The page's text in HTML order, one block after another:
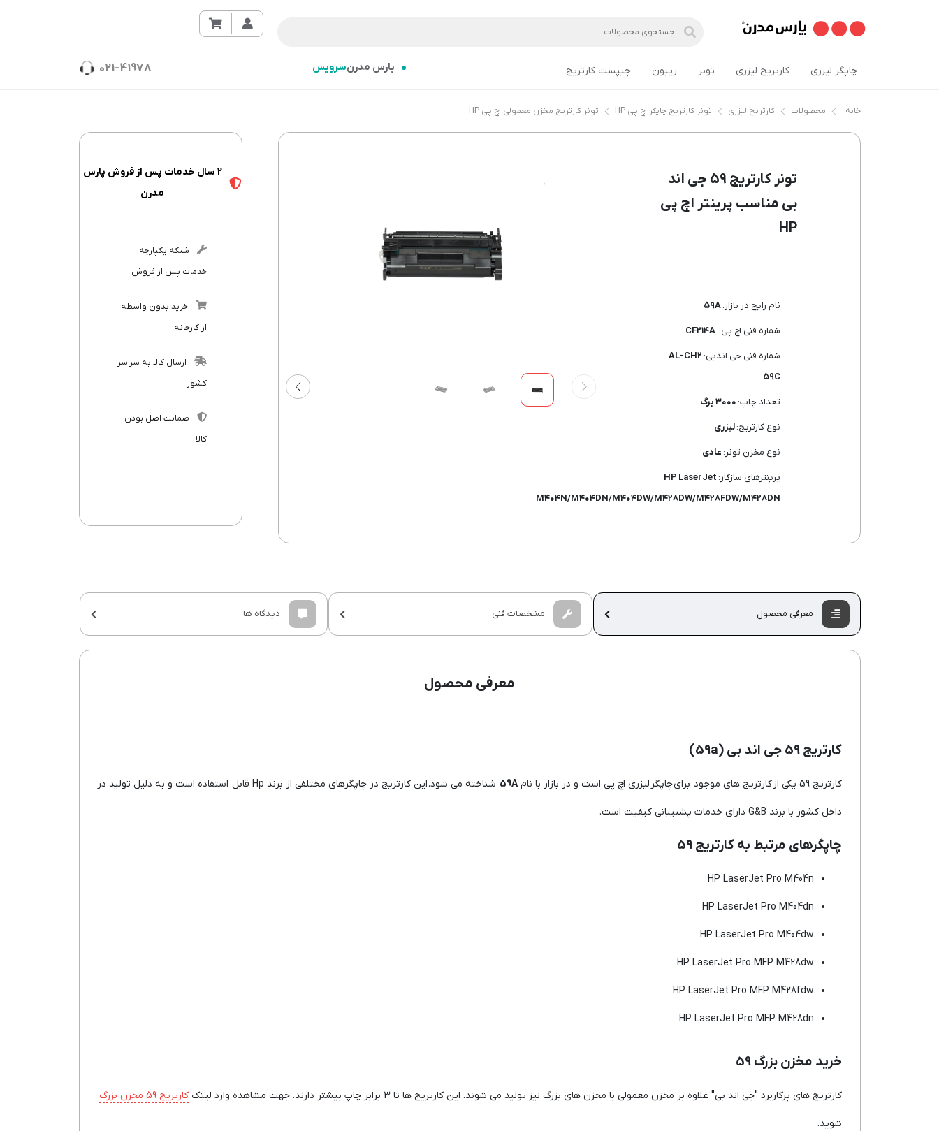
چاپگر لیزری کارتریج لیزری تونر ریبون چیپست کارتریج پارس مدرنسرویس 021-41978
خانه محصولات کارتریج لیزری تونر کارتریج چاپگر اچ پی HP تونر کارتریج مخزن معمولی اچ پی HP
تونر کارتریج ۵۹ جی اند
بی مناسب پرینتر اچ پی
HP
نام رایج در بازار:۵۹A
شماره فنی اچ پی :CF۲۱۴A
شماره فنی جی اندبی: AL-CH۲
۵۹C
تعداد چاپ:
نوع کارتریج:لیزری
نوع مخزن تونر: عادی
پرینترهای سازگار: HP LaserJet
M۴۰۴N/M۴۰۴DN/M۴۰۴DW/M۴۲۸DW/M۴۲۸FDW/M۴۲۸DN
2 سال خدمات پس از فروش پارس
مدرن
شبکه یکپارچه
خدمات پس از فروش
خرید بدون واسطه
از کارخانه
ارسال کالا به سراسر
کشور
ضمانت اصل بودن
کالا
معرفی محصول مشخصات فنی دیدگاه ها
معرفی محصول
کارتریج 59 جی اند بی (59a)
کارتریج 59 یکی از کارتریج های موجود برای چاپگر لیزری اچ پی است و در بازار با نام 59A شناخته می شود. این کارتریج در چاپگرهای مختلفی از برند Hp قابل استفاده است و به دلیل تولید در
داخل کشور با برند G&B دارای خدمات پشتیبانی کیفیت است.
چاپگرهای مرتبط به کارتریج 59
HP LaserJet Pro M404n
HP LaserJet Pro M404dn
HP LaserJet Pro M404dw
HP LaserJet Pro MFP M428dw
HP LaserJet Pro MFP M428fdw
HP LaserJet Pro MFP M428dn
خرید مخزن بزرگ 59
کارتریج های پرکاربرد "جی اند بی" علاوه بر مخزن معمولی با مخزن های بزرگ نیز تولید می شوند. این کارتریج ها تا 3 برابر چاپ بیشتر دارند. جهت مشاهده وارد لینک کارتریج 59 مخزن بزرگ
شوید.